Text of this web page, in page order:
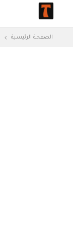
الصفحة الرئيسية